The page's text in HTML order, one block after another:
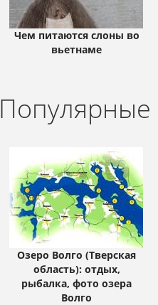
Чем питаются слоны во
вьетнаме
Популярные
Озеро Волго (Тверская
область): отдых,
рыбалка, фото озера
Волго